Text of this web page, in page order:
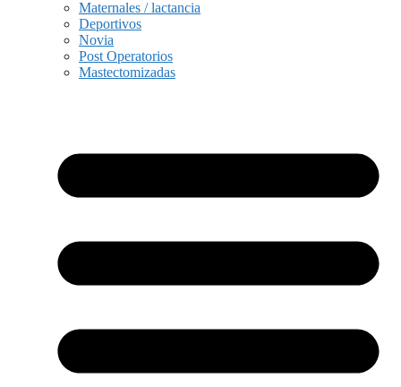
Maternales / lactancia
Deportivos
Novia
Post Operatorios
Mastectomizadas